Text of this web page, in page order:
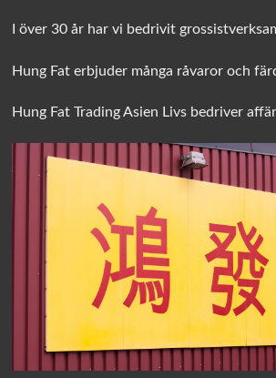
I över 30 år har vi bedrivit
Hung Fat erbjuder många råvaror och
Hung Fat Trading Asien Livs bedriver